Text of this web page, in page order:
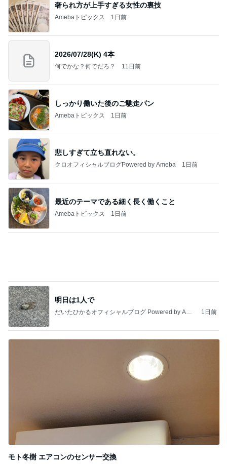
奢られ方が上手すぎる女性の裏技
Amebaトピックス 1日前
2026/07/28(K) 4本
何でかな？何でだろ？ 11日前
しっかり働いた後のご馳走パン
Amebaトピックス 1日前
悲しすぎて立ち直れない。
クロオフィシャルブログPowered by Ameba 1日前
最近のテーマである細く長く働くこと
Amebaトピックス 1日前
明日は1人で
だいたひかるオフィシャルブログ Powered by Ame
1日前
モト冬樹 エアコンのセンサー交換